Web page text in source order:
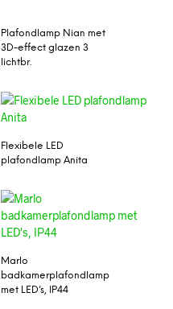
Plafondlamp Nian met
3D-effect glazen 3
lichtbr.
Flexibele LED
plafondlamp Anita
Marlo
badkamerplafondlamp
met LED’s, IP44